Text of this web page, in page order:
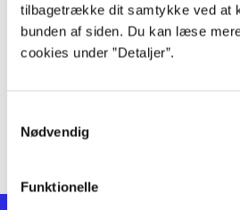
tilbagetrække dit samtykke ved at
bunden af siden. Du kan læse
cookies under ”Detaljer”.
Nødvendig
Funktionelle
lorem ipsum dolor sit amet ...
lorem ipsum dolor sit amet ...
lorem ipsum dolor sit amet ...
lorem ipsum dolor sit amet ...